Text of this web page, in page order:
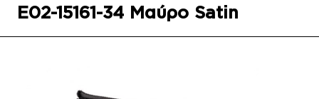
E02-15161-34 Μαύρο Satin